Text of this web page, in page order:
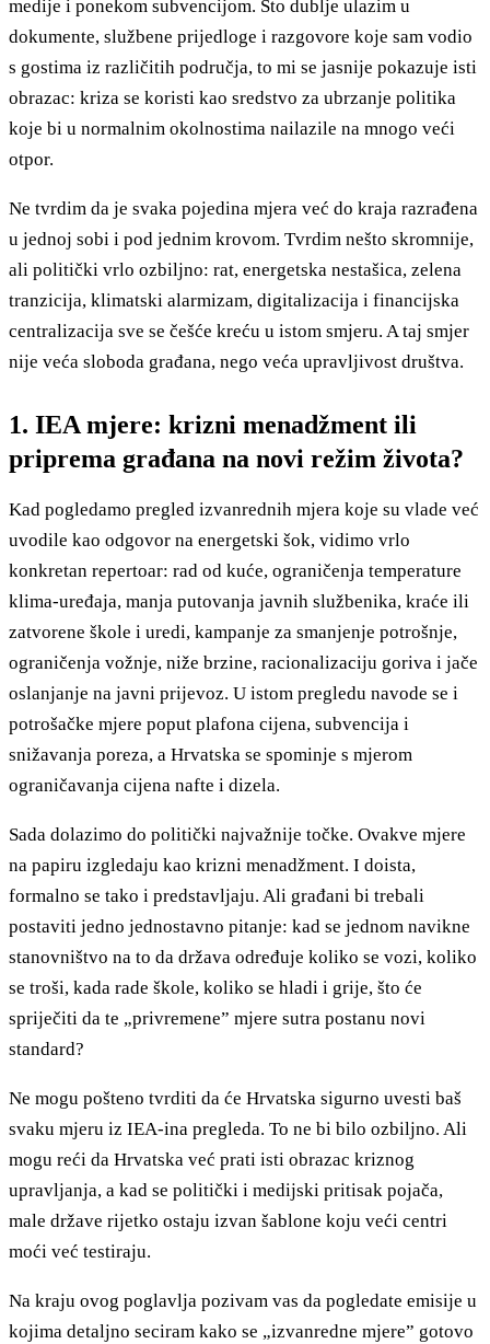
medije i ponekom subvencijom. Što dublje ulazim u
dokumente, službene prijedloge i razgovore koje sam vodio
s gostima iz različitih područja, to mi se jasnije pokazuje isti
obrazac: kriza se koristi kao sredstvo za ubrzanje politika
koje bi u normalnim okolnostima nailazile na mnogo veći
otpor.
Ne tvrdim da je svaka pojedina mjera već do kraja razrađena
u jednoj sobi i pod jednim krovom. Tvrdim nešto skromnije,
ali politički vrlo ozbiljno: rat, energetska nestašica, zelena
tranzicija, klimatski alarmizam, digitalizacija i financijska
centralizacija sve se češće kreću u istom smjeru. A taj smjer
nije veća sloboda građana, nego veća upravljivost društva.
1. IEA mjere: krizni menadžment ili
priprema građana na novi režim života?
Kad pogledamo pregled izvanrednih mjera koje su vlade već
uvodile kao odgovor na energetski šok, vidimo vrlo
konkretan repertoar: rad od kuće, ograničenja temperature
klima-uređaja, manja putovanja javnih službenika, kraće ili
zatvorene škole i uredi, kampanje za smanjenje potrošnje,
ograničenja vožnje, niže brzine, racionalizaciju goriva i jače
oslanjanje na javni prijevoz. U istom pregledu navode se i
potrošačke mjere poput plafona cijena, subvencija i
snižavanja poreza, a Hrvatska se spominje s mjerom
ograničavanja cijena nafte i dizela.
Sada dolazimo do politički najvažnije točke. Ovakve mjere
na papiru izgledaju kao krizni menadžment. I doista,
formalno se tako i predstavljaju. Ali građani bi trebali
postaviti jedno jednostavno pitanje: kad se jednom navikne
stanovništvo na to da država određuje koliko se vozi, koliko
se troši, kada rade škole, koliko se hladi i grije, što će
spriječiti da te „privremene” mjere sutra postanu novi
standard?
Ne mogu pošteno tvrditi da će Hrvatska sigurno uvesti baš
svaku mjeru iz IEA-ina pregleda. To ne bi bilo ozbiljno. Ali
mogu reći da Hrvatska već prati isti obrazac kriznog
upravljanja, a kad se politički i medijski pritisak pojača,
male države rijetko ostaju izvan šablone koju veći centri
moći već testiraju.
Na kraju ovog poglavlja pozivam vas da pogledate emisije u
kojima detaljno seciram kako se „izvanredne mjere” gotovo